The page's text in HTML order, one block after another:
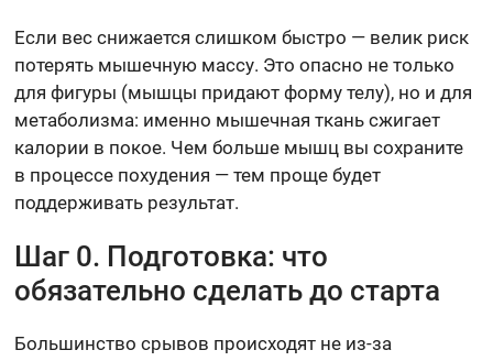
Если вес снижается слишком быстро — велик риск
потерять мышечную массу. Это опасно не только
для фигуры (мышцы придают форму телу), но и для
метаболизма: именно мышечная ткань сжигает
калории в покое. Чем больше мышц вы сохраните
в процессе похудения — тем проще будет
поддерживать результат.
Шаг 0. Подготовка: что
обязательно сделать до старта
Большинство срывов происходят не из-за